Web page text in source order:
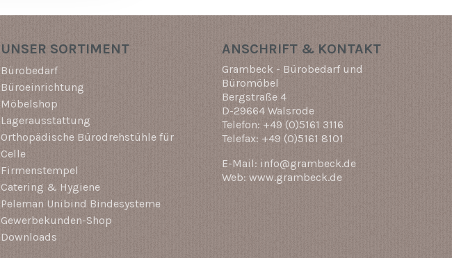
UNSER SORTIMENT
Bürobedarf
Büroeinrichtung
Möbelshop
Lagerausstattung
Orthopädische Bürodrehstühle für
Celle
Firmenstempel
Catering & Hygiene
Peleman Unibind Bindesysteme
Gewerbekunden-Shop
Downloads
ANSCHRIFT & KONTAKT
Grambeck - Bürobedarf und
Büromöbel
Bergstraße 4
D-29664 Walsrode
Telefon: +49 (0)5161 3116
Telefax: +49 (0)5161 8101
E-Mail: info@grambeck.de
Web: www.grambeck.de